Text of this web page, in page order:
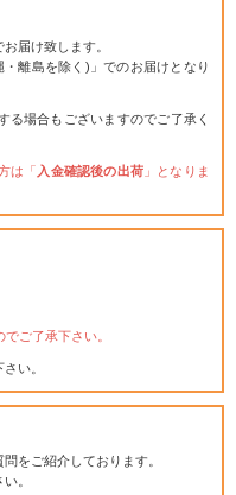
届け致します。
離島を除く)」でのお届けとなり
る場合もございますのでご了承く
は「 入金確認後の出荷 」となりま
ご了承下さい。
い。
をご紹介しております。
。